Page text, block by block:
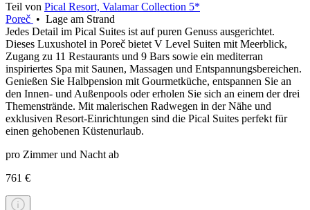
Teil von Pical Resort, Valamar Collection 5*
Poreč • Lage am Strand
Jedes Detail im Pical Suites ist auf puren Genuss ausgerichtet.
Dieses Luxushotel in Poreč bietet V Level Suiten mit Meerblick,
Zugang zu 11 Restaurants und 9 Bars sowie ein mediterran
inspiriertes Spa mit Saunen, Massagen und Entspannungsbereichen.
Genießen Sie Halbpension mit Gourmetküche, entspannen Sie an
den Innen- und Außenpools oder erholen Sie sich an einem der drei
Themenstrände. Mit malerischen Radwegen in der Nähe und
exklusiven Resort-Einrichtungen sind die Pical Suites perfekt für
einen gehobenen Küstenurlaub.
pro Zimmer und Nacht ab
761 €